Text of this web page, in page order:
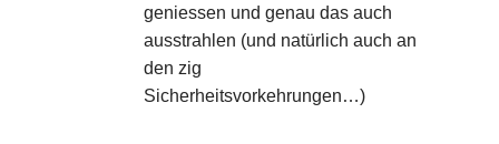
geniessen und genau das auch
ausstrahlen (und natürlich auch an
den zig
Sicherheitsvorkehrungen…)